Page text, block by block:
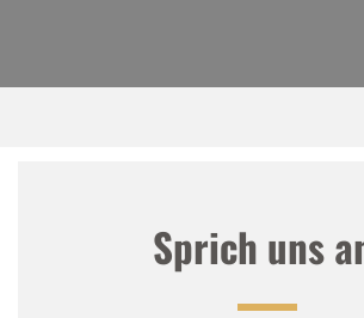
Sprich uns